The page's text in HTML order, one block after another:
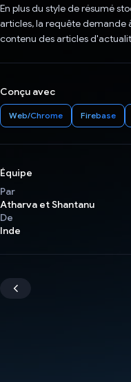
En plus du style de résumé
articles, la requête demande
contenu des articles
Conçu avec
Web/Chrome Firebase
Équipe
Par
Atharva et Shantanu
De
Inde